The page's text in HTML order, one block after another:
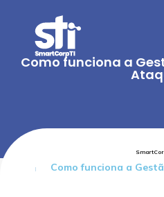
Como funciona a
Como funciona a